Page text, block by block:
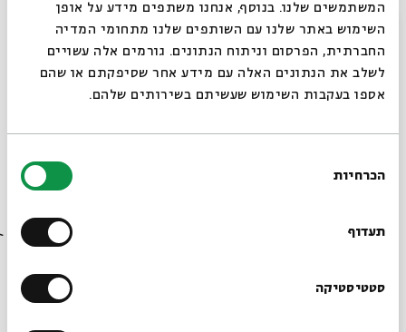
המשתמשים שלנו. בנוסף, אנחנו משתפים מידע על אופן
השימוש באתר שלנו עם השותפים שלנו מתחומי המדיה
החברתית, הפרסום וניתוח הנתונים. גורמים אלה עשויים
לשלב את הנתונים האלה עם מידע אחר שסיפקתם או שהם
אספו בעקבות השימוש שעשיתם בשירותים שלהם.
הסכמה
הכרחיות
תעדוף
סטטיסטיקה
מתוך:אגדות הלבנה חודש חשוון 2016
28.11
ב' | 17:00
סגור